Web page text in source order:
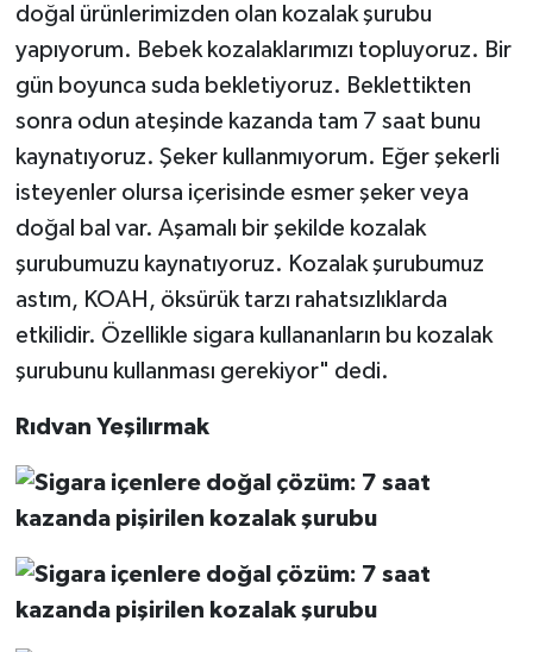
doğal ürünlerimizden olan kozalak şurubu
yapıyorum. Bebek kozalaklarımızı topluyoruz. Bir
gün boyunca suda bekletiyoruz. Beklettikten
sonra odun ateşinde kazanda tam 7 saat bunu
kaynatıyoruz. Şeker kullanmıyorum. Eğer şekerli
isteyenler olursa içerisinde esmer şeker veya
doğal bal var. Aşamalı bir şekilde kozalak
şurubumuzu kaynatıyoruz. Kozalak şurubumuz
astım, KOAH, öksürük tarzı rahatsızlıklarda
etkilidir. Özellikle sigara kullananların bu kozalak
şurubunu kullanması gerekiyor" dedi.
Rıdvan Yeşilırmak